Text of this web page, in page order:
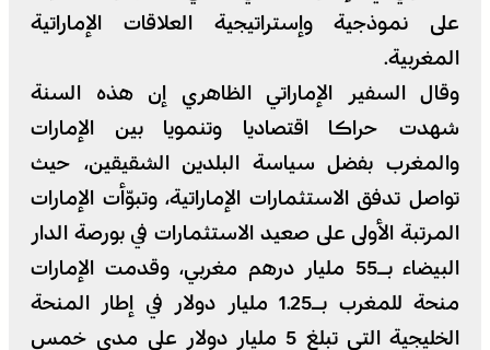
على نموذجية وإستراتيجية العلاقات الإماراتية
المغربية.
وقال السفير الإماراتي الظاهري إن هذه السنة
شهدت حراكا اقتصاديا وتنمويا بين الإمارات
والمغرب بفضل سياسة البلدين الشقيقين، حيث
تواصل تدفق الاستثمارات الإماراتية، وتبوّأت الإمارات
المرتبة الأولى على صعيد الاستثمارات في بورصة الدار
البيضاء بـ55 مليار درهم مغربي، وقدمت الإمارات
منحة للمغرب بـ1.25 مليار دولار في إطار المنحة
الخليجية التي تبلغ 5 مليار دولار على مدى خمس